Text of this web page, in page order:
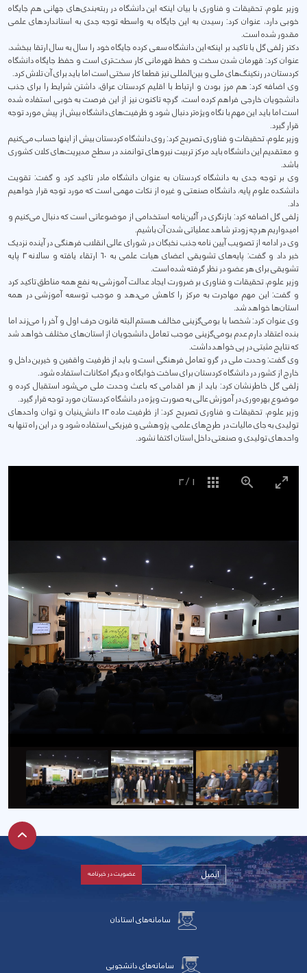
وزیر علوم، تحقیقات و فناوری با بیان اینکه این دانشگاه در ربته‌بندی‌های جهانی هم جایگاه
خوبی دارد، عنوان کرد: رسیدن به این جایگاه به واسطه توجه جدی به استانداردهای علمی
مقدور شده است.
دکتر زلفی گل با تاکید بر اینکه این دانشگاه سعی کرده جایگاه خود را سال به سال ارتقا ببخشد،
عنوان کرد: قهرمان شدن سخت و حفظ قهرمانی کار سخت‌تری است و حفظ جایگاه دانشگاه
کردستان در رنکینگ‌های ملی و بین‌المللی نیز قطعا کار سختی است اما باید برای آن تلاش کرد.
وی اضافه کرد: هم مرز بودن و ارتباط با اقلیم کردستان عراق، داشتن شرایط را برای جذب
دانشجویان خارجی فراهم کرده است، گرچه تاکنون نیز از این فرصت به خوبی استفاده شده
است اما باید این مهم با نگاه ویژه‌تر دنبال شود و ظرفیت‌های دانشگاه بیش از پیش مورد توجه
قرار گیرد.
وزیر علوم، تحقیقات و فناوری تصریح کرد: روی دانشگاه کردستان بیش از اینها حساب می‌کنیم
و معتقدیم این دانشگاه باید مرکز تربیت نیروهای توانمند در سطح مدیریت‌های کلان کشوری
باشد.
وی بر توجه جدی به دانشگاه کردستان به عنوان دانشگاه مادر تاکید کرد و گفت: تقویت
دانشکده علوم پایه، دانشگاه صنعتی و غیره از نکات مهمی است که مورد توجه قرار خواهیم
داد.
زلفی گل اضافه کرد: بازنگری در آئین‌نامه استخدامی از موضوعاتی است که دنبال می‌کنیم و
امیدواریم هرچه زودتر شاهد عملیاتی شدن آن باشیم.
وی در ادامه از تصویب آیین نامه جذب نخبگان در شورای عالی انقلاب فرهنگی در آینده نزدیک
خبر داد و گفت: پایه‌های تشویقی اعضای هیات علمی به 60 ارتقاء یافته و سالانه 3 پایه
تشویقی برای هر عضو در نظر گرفته شده است.
وزیر علوم، تحقیقات و فناوری بر ضرورت ایجاد عدالت آموزشی به نفع همه مناطق تاکید کرد
و گفت: این مهم مهاجرت به مرکز را کاهش می‌دهد و موجب توسعه آموزشی در همه
استان‌ها خواهد شد.
وی عنوان کرد: شخصا با بومی‌گزینی مخالف هستم البته قانون حرف اول و آخر را می‌زند اما
بنده اعتقاد دارم عدم بومی‌گزینی موجب تعامل دانشجویان از استان‌های مختلف خواهد شد
که نتایج مثبتی در پی خواهد داشت.
وی گفت: وحدت ملی در گرو تعامل فرهنگی است و باید از ظرفیت واقفین و خیرین داخل و
خارج از کشور در دانشگاه کردستان برای ساخت خوابگاه و دیگر امکانات استفاده شود.
زلفی گل خاطرنشان کرد: باید از هر اقدامی که باعث وحدت ملی می‌شود استقبال کرده و
موضوع بهره‌وری در آموزش عالی به صورت ویژه در دانشگاه کردستان مورد توجه قرار گیرد.
وزیر علوم، تحقیقات و فناوری تصریح کرد: از ظرفیت ماده 13 دانش‌بنیان و توان واحدهای
تولیدی به جای مالیات در طرح‌های علمی، پژوهشی و فیزیکی استفاده شود و در این راه تنها به
واحدهای تولیدی و صنعتی داخل استان اکتفا نشود.
1
/
3
سامانه‌های استادان
سامانه‌های دانشجویی